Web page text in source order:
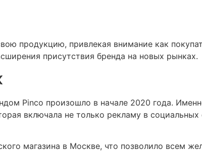
продукцию, привлекая внимание как
присутствия бренда на новых рынках.
Pinco произошло в начале 2020 года.
включала не только рекламу в социальных
магазина в Москве, что позволило всем